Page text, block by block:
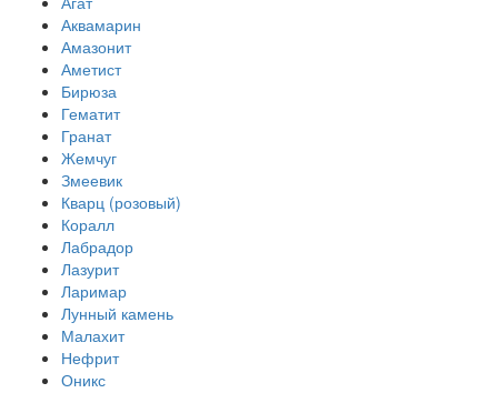
Аквамарин
Амазонит
Аметист
Бирюза
Гематит
Гранат
Жемчуг
Змеевик
Кварц (розовый)
Коралл
Лабрадор
Лазурит
Ларимар
Лунный камень
Малахит
Нефрит
Оникс